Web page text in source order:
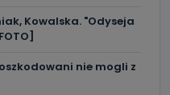
Kowalska. "Odyseja
nie mogli z